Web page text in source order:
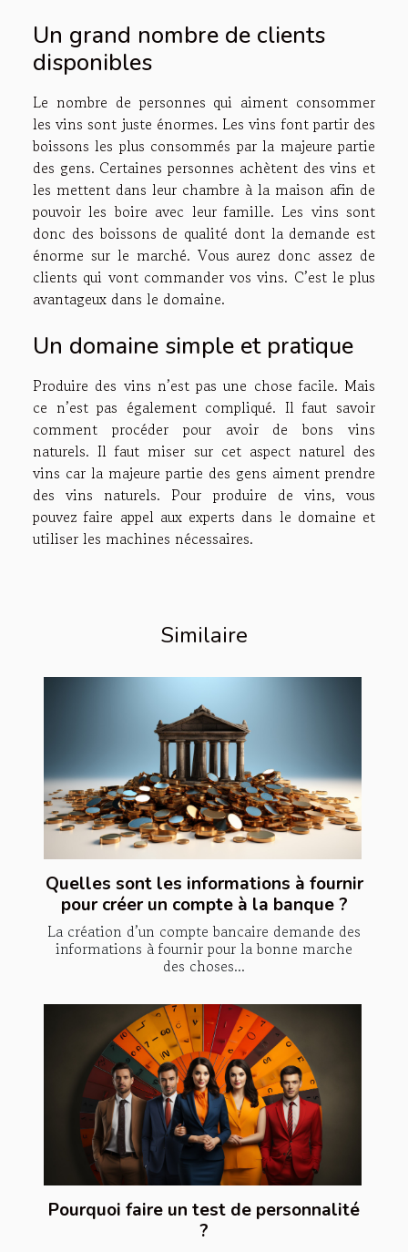
Un grand nombre de clients
disponibles
Le nombre de personnes qui aiment consommer
les vins sont juste énormes. Les vins font partir des
boissons les plus consommés par la majeure partie
des gens. Certaines personnes achètent des vins et
les mettent dans leur chambre à la maison afin de
pouvoir les boire avec leur famille. Les vins sont
donc des boissons de qualité dont la demande est
énorme sur le marché. Vous aurez donc assez de
clients qui vont commander vos vins. C’est le plus
avantageux dans le domaine.
Un domaine simple et pratique
Produire des vins n’est pas une chose facile. Mais
ce n’est pas également compliqué. Il faut savoir
comment procéder pour avoir de bons vins
naturels. Il faut miser sur cet aspect naturel des
vins car la majeure partie des gens aiment prendre
des vins naturels. Pour produire de vins, vous
pouvez faire appel aux experts dans le domaine et
utiliser les machines nécessaires.
Similaire
Quelles sont les informations à fournir
pour créer un compte à la banque ?
La création d’un compte bancaire demande des
informations à fournir pour la bonne marche
des choses...
Pourquoi faire un test de personnalité
?